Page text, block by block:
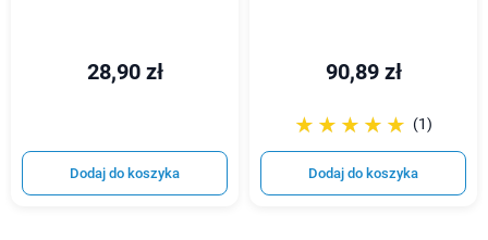
28,90 zł
Dodaj do koszyka
90,89 zł
☆☆☆☆☆
★★★★★ (1)
Dodaj do koszyka